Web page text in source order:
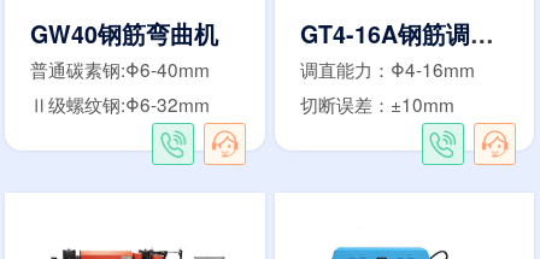
GW40钢筋弯曲机
普通碳素钢:Φ6-40mm
Ⅱ级螺纹钢:Φ6-32mm
GT4-16A钢筋调直切断机
调直能力：Φ4-16mm
切断误差：±10mm